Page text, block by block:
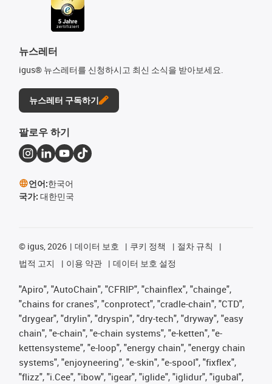
뉴스레터
igus® 뉴스레터를 신청하시고 최신 소식을 받아보세요.
뉴스레터 구독하기
팔로우 하기
언어:한국어
국가: 대한민국
© igus, 2026 데이터 보호 쿠키 정책
절차 규칙
법적 고지
이용 약관 데이터 보호 설정
"Apiro", "AutoChain", "CFRIP", "chainflex", "chainge",
"chains for cranes", "conprotect", "cradle-chain", "CTD",
"drygear", "drylin", "dryspin", "dry-tech", "dryway", "easy
chain", "e-chain", "e-chain systems", "e-ketten", "e-
kettensysteme", "e-loop", "energy chain", "energy chain
systems", "enjoyneering", "e-skin", "e-spool", "fixflex",
"flizz", "i.Cee", "ibow", "igear", "iglide", "iglidur", "igubal",